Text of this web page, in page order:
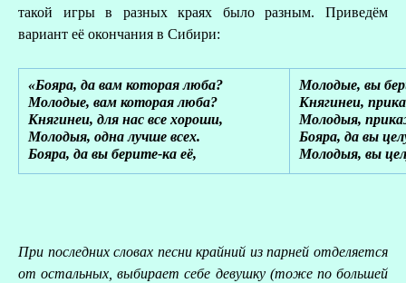
такой игры в разных краях было разным. Приведём
вариант её окончания в Сибири:
«Бояра, да вам которая люба?
Молодые, вам которая люба?
Княгинеи, для нас все хороши,
Молодыя, одна лучше всех.
Бояра, да вы берите-ка её,
Молодые, вы
Княгинеи,
Молодыя,
Бояра, да вы
Молодыя, вы
При последних словах песни крайний из парней отделяется
от остальных, выбирает себе девушку (тоже по большей